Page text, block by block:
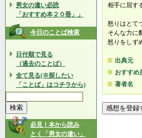
男女の違い必読
「おすすめ本２０冊」」
今日のことば検索
日付順で見る
（過去のことば）
全て見る(※探したい
「ことば」はコチラから)
必見！本から読み
とく「男女の違い」
相手に屈す
怒りはとて
そんな力に
怒りをしず
出典元
おすすめ
著者名